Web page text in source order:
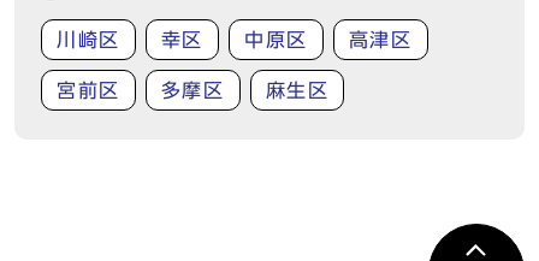
川崎区 幸区 中原区 高津区
宮前区 多摩区 麻生区